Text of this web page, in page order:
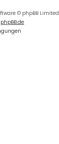
© phpBB Limited
phpBB.de